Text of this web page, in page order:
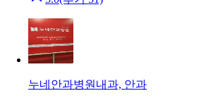
누네안과병원 내과, 안과